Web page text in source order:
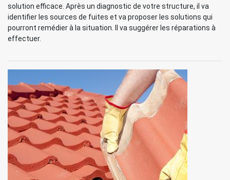
solution efficace. Après un diagnostic de votre structure, il va
identifier les sources de fuites et va proposer les solutions qui
pourront remédier à la situation. Il va suggérer les réparations à
effectuer.